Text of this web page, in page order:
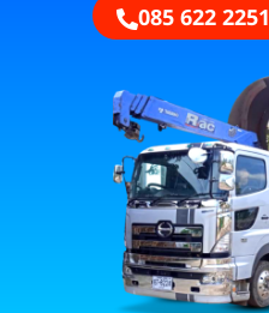
085 622 2251